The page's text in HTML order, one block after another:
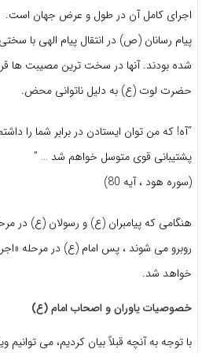
اجرای کامل آن در طول و عرض جهان است.
پیام رسانان (ص) در انتقال پیام الهی با
شده بودند. آنها در سخت ترین مصیبت ها
حضرت لوت (ع) به دلیل ناتوانی محض.
“آه! که من توان ایستادن در برابر شما را
پشتیبانی قوی متوسل خواهم شد … ”
(سوره هود ، آیه 80)
هنگامی که پیامبران (ع) و رسولان (ع) در
روبرو می شوند ، پس امام (ع) در مرحله
خواهد شد.
خصوصیات یاوران و اصحاب امام (ع)
با توجه به آنچه قبلاً بیان کردیم، می